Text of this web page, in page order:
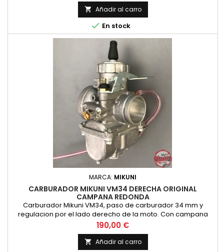
 Añadir al carro
 En stock
MARCA: MIKUNI
CARBURADOR MIKUNI VM34 DERECHA ORIGINAL
CAMPANA REDONDA
Carburador Mikuni VM34, paso de carburador 34 mm y
regulacion por el lado derecho de la moto. Con campana
redonda. Original Mikuni, no es copia
Precio
190,00 €
 Añadir al carro